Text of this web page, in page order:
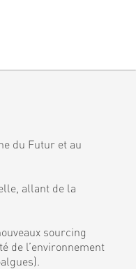
du Futur et au
allant de la
sourcing
de l’environnement